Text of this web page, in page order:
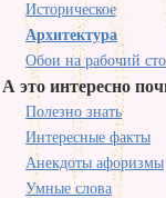
Историческое
Архитектура
Обои на рабочий
А это интересно
Полезно знать
Интересные факты
Анекдоты афоризмы
Умные слова